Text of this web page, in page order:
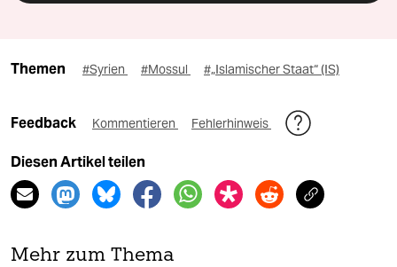
Themen #Syrien #Mossul #„Islamischer Staat“ (IS)
Feedback Kommentieren Fehlerhinweis
Diesen Artikel teilen
Mehr zum Thema